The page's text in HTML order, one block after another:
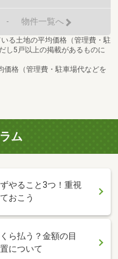
- 物件一覧へ
る土地の平均価格（管理費・駐
し5戸以上の掲載があるものに
格（管理費・駐車場代などを
ム
やること3つ！重視
おこう
ら払う？金額の目
について